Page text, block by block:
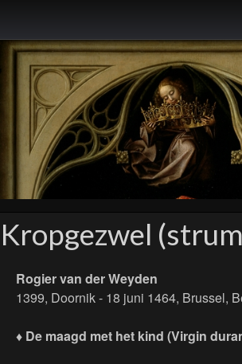
Kropgezwel
Rogier van der Weyden
1399, Doornik - 18 juni 1464, Brussel,
♦ De maagd met het kind (Virgin